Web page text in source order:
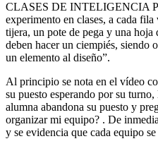
CLASES DE INTELIGENCIA
experimento en clases, a cada
tijera, un pote de pega y una hoja
deben hacer un ciempiés, siendo
un elemento al diseño”.
Al principio se nota en el vídeo
su puesto esperando por su
alumna abandona su puesto y
organizar mi equipo? . De
y se evidencia que cada equipo